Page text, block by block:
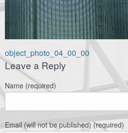
Навигация
по
записям
object_photo_04_00_00
Leave a Reply
Name (required)
Email (will not be published) (required)